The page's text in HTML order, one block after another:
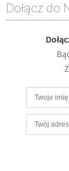
Dołącz do